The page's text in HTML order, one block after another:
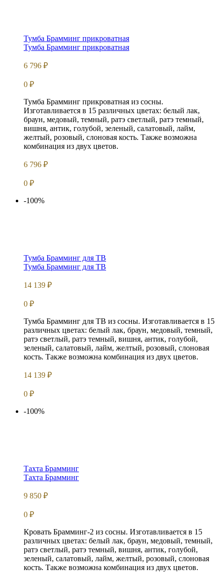
Тумба Брамминг прикроватная
Тумба Брамминг прикроватная
6 796 ₽
0 ₽
Тумба Брамминг прикроватная из сосны.
Изготавливается в 15 различных цветах: белый лак,
браун, медовый, темный, ратэ светлый, ратэ темный,
вишня, антик, голубой, зеленый, салатовый, лайм,
желтый, розовый, слоновая кость. Также возможна
комбинация из двух цветов.
6 796 ₽
0 ₽
-100%
Тумба Брамминг для ТВ
Тумба Брамминг для ТВ
14 139 ₽
0 ₽
Тумба Брамминг для ТВ из сосны. Изготавливается в 15
различных цветах: белый лак, браун, медовый, темный,
ратэ светлый, ратэ темный, вишня, антик, голубой,
зеленый, салатовый, лайм, желтый, розовый, слоновая
кость. Также возможна комбинация из двух цветов.
14 139 ₽
0 ₽
-100%
Тахта Брамминг
Тахта Брамминг
9 850 ₽
0 ₽
Кровать Брамминг-2 из сосны. Изготавливается в 15
различных цветах: белый лак, браун, медовый, темный,
ратэ светлый, ратэ темный, вишня, антик, голубой,
зеленый, салатовый, лайм, желтый, розовый, слоновая
кость. Также возможна комбинация из двух цветов.